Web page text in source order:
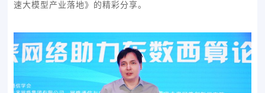
速大模型产业落地》的精彩分享。